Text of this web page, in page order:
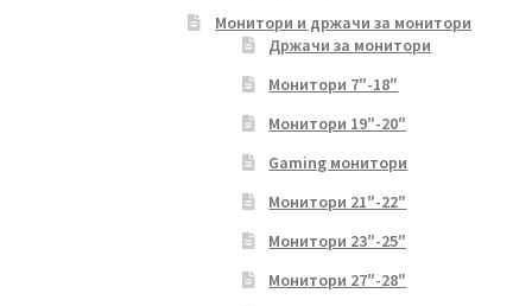
Монитори и држачи за монитори
Држачи за монитори
Монитори 7″-18″
Монитори 19″-20″
Gaming монитори
Монитори 21″-22″
Монитори 23″-25″
Монитори 27″-28″